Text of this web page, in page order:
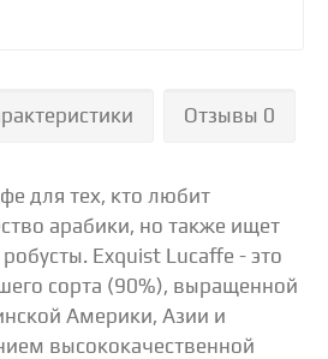
Отзывы 0
для тех, кто любит
арабики, но также ищет
Exquist Lucaffe - это
сорта (90%), выращенной
Америки, Азии и
высококачественной